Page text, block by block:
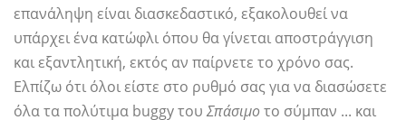
επανάληψη είναι διασκεδαστικό, εξακολουθεί να
υπάρχει ένα κατώφλι όπου θα γίνεται αποστράγγιση
και εξαντλητική, εκτός αν παίρνετε το χρόνο σας.
Ελπίζω ότι όλοι είστε στο ρυθμό σας για να διασώσετε
όλα τα πολύτιμα buggy του Σπάσιμοτο σύμπαν ... και